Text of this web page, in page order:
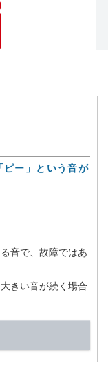
ピー」という音が
音で、故障ではあ
きい音が続く場合